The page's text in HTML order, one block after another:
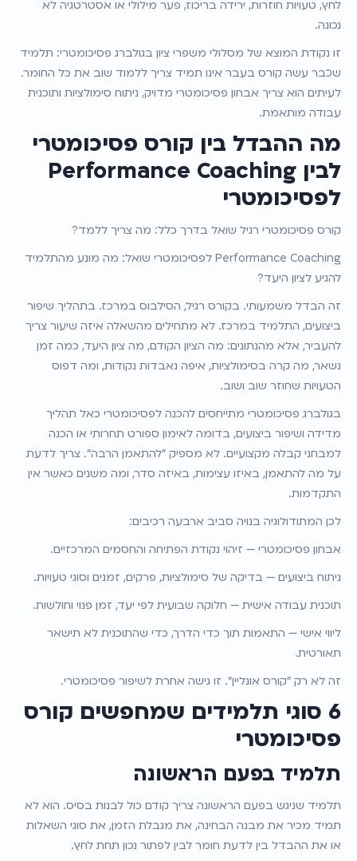
לחץ, טעויות חוזרות, ירידה בריכוז, פער מילולי או אסטרטגיה לא
נכונה.
זו נקודת המוצא של מסלולי משפרי ציון בגולברג פסיכומטרי: תלמיד
שכבר עשה קורס בעבר אינו תמיד צריך ללמוד שוב את כל החומר.
לעיתים הוא צריך אבחון פסיכומטרי מדויק, ניתוח סימולציות ותוכנית
עבודה מותאמת.
מה ההבדל בין קורס פסיכומטרי
לפסיכומטרי
קורס פסיכומטרי רגיל שואל בדרך כלל: מה צריך ללמד?
Performance Coaching לפסיכומטרי שואל: מה מונע מהתלמיד
להגיע לציון היעד?
זה הבדל משמעותי. בקורס רגיל, הסילבוס במרכז. בתהליך שיפור
ביצועים, התלמיד במרכז. לא מתחילים מהשאלה איזה שיעור צריך
להעביר, אלא מהנתונים: מה הציון הקודם, מה ציון היעד, כמה זמן
נשאר, מה קרה בסימולציות, איפה נאבדות נקודות, ומה דפוס
הטעויות שחוזר שוב ושוב.
בגולברג פסיכומטרי מתייחסים להכנה לפסיכומטרי כאל תהליך
מדידה ושיפור ביצועים, בדומה לאימון ספורט תחרותי או הכנה
למבחני קבלה מקצועיים. לא מספיק "להתאמן הרבה". צריך לדעת
על מה להתאמן, באיזו עצימות, באיזה סדר, ומה משנים כאשר אין
התקדמות.
לכן המתודולוגיה בנויה סביב ארבעה רכיבים:
אבחון פסיכומטרי — זיהוי נקודת הפתיחה והחסמים המרכזיים.
ניתוח ביצועים — בדיקה של סימולציות, פרקים, זמנים וסוגי טעויות.
תוכנית עבודה אישית — חלוקה שבועית לפי יעד, זמן פנוי וחולשות.
ליווי אישי — התאמות תוך כדי הדרך, כדי שהתוכנית לא תישאר
תאורטית.
זה לא רק "קורס אונליין". זו גישה אחרת לשיפור פסיכומטרי.
6 סוגי תלמידים שמחפשים קורס
פסיכומטרי
תלמיד בפעם הראשונה
תלמיד שניגש בפעם הראשונה צריך קודם כול לבנות בסיס. הוא לא
תמיד מכיר את מבנה הבחינה, את מגבלת הזמן, את סוגי השאלות
או את ההבדל בין לדעת חומר לבין לפתור נכון תחת לחץ.